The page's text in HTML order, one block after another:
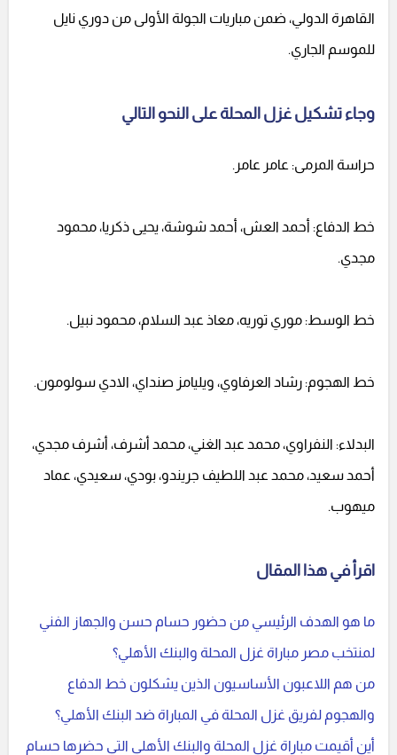
القاهرة الدولي، ضمن مباريات الجولة الأولى من دوري نايل
للموسم الجاري.
وجاء تشكيل غزل المحلة على النحو التالي
حراسة المرمى: عامر عامر.
خط الدفاع: أحمد العش، أحمد شوشة، يحيى ذكريا، محمود
مجدي.
خط الوسط: موري توريه، معاذ عبد السلام، محمود نبيل.
خط الهجوم: رشاد العرفاوي، ويليامز صنداي، الادي سولومون.
البدلاء: النفراوي، محمد عبد الغني، محمد أشرف، أشرف مجدي،
أحمد سعيد، محمد عبد اللطيف جريندو، بودي، سعيدي، عماد
ميهوب.
اقرأ في هذا المقال
ما هو الهدف الرئيسي من حضور حسام حسن والجهاز الفني
لمنتخب مصر مباراة غزل المحلة والبنك الأهلي؟
من هم اللاعبون الأساسيون الذين يشكلون خط الدفاع
والهجوم لفريق غزل المحلة في المباراة ضد البنك الأهلي؟
أين أقيمت مباراة غزل المحلة والبنك الأهلي التي حضرها حسام